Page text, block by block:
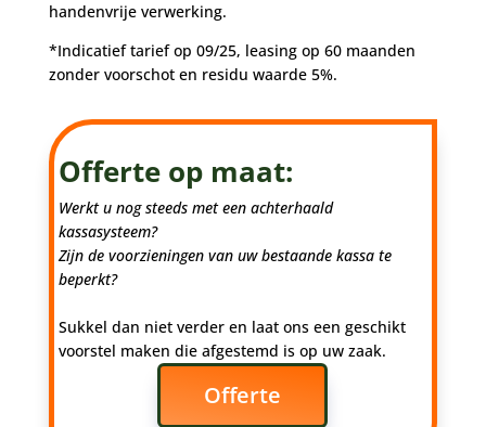
handenvrije verwerking.
*Indicatief tarief op 09/25, leasing op 60 maanden
zonder voorschot en residu waarde 5%.
Offerte op maat:
Werkt u nog steeds met een achterhaald
kassasysteem?
Zijn de voorzieningen van uw bestaande kassa te
beperkt?
Sukkel dan niet verder en laat ons een geschikt
voorstel maken die afgestemd is op uw zaak.
Offerte